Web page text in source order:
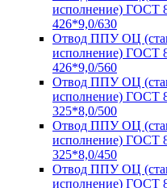
исполнение) ГОСТ
426*9,0/630
Отвод ППУ ОЦ
исполнение) ГОСТ
426*9,0/560
Отвод ППУ ОЦ
исполнение) ГОСТ
325*8,0/500
Отвод ППУ ОЦ
исполнение) ГОСТ
325*8,0/450
Отвод ППУ ОЦ
исполнение) ГОСТ